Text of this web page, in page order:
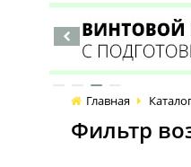
Главная
Фильтр